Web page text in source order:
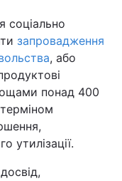
соціально
запровадження
, або
понад 400
утилізації.